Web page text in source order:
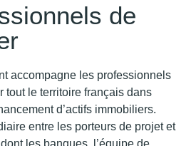
de
accompagne les professionnels
tout le territoire français dans
d’actifs immobiliers.
entre les porteurs de projet et
les banques, l’équipe de